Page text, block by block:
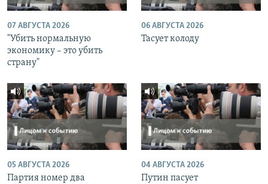
07 АВГУСТА 2026
"Убить нормальную
экономику – это убить
страну"
06 АВГУСТА 2026
Тасует колоду
05 АВГУСТА 2026
Партия номер два
04 АВГУСТА 2026
Путин пасует